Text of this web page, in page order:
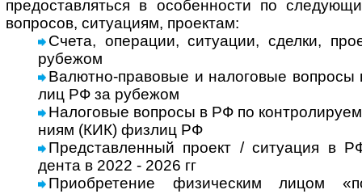
пре­до­став­ля­ться в осо­бен­но­сти по
воп­ро­сов, ситу­а­циям, про­ек­там:
Счета, операции, ситуации, сделки,
рубе­жом
Валютно-правовые и налоговые
лиц РФ за рубежом
Налоговые воп­росы в РФ по
ниям (КИК) физ­лиц РФ
Представленный про­ект / ситу­а­ция в
дента в 2022 - 2026 гг
Приобретение физическим лицом